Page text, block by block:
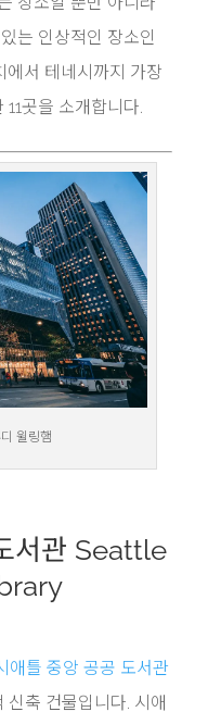
는 인상적인 장소인
에서 테네시까지 가장
곳을 소개합니다.
윌링햄
서관 Seattle
애틀 중앙 공공 도서관
축 건물입니다. 시애